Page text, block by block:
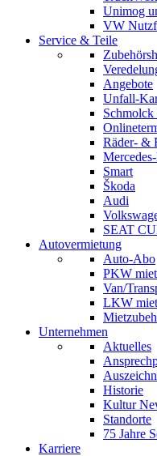
Unimog
VW
Service & Teile
Angebote
Unfall-
Schmolck
Räder- &
Smart
Škoda
Audi
SEAT
Autovermietung
Auto-Abo
PKW
Van/
LKW
Unternehmen
Aktuelles
Historie
Kultur
Standorte
75 Jahre
Karriere